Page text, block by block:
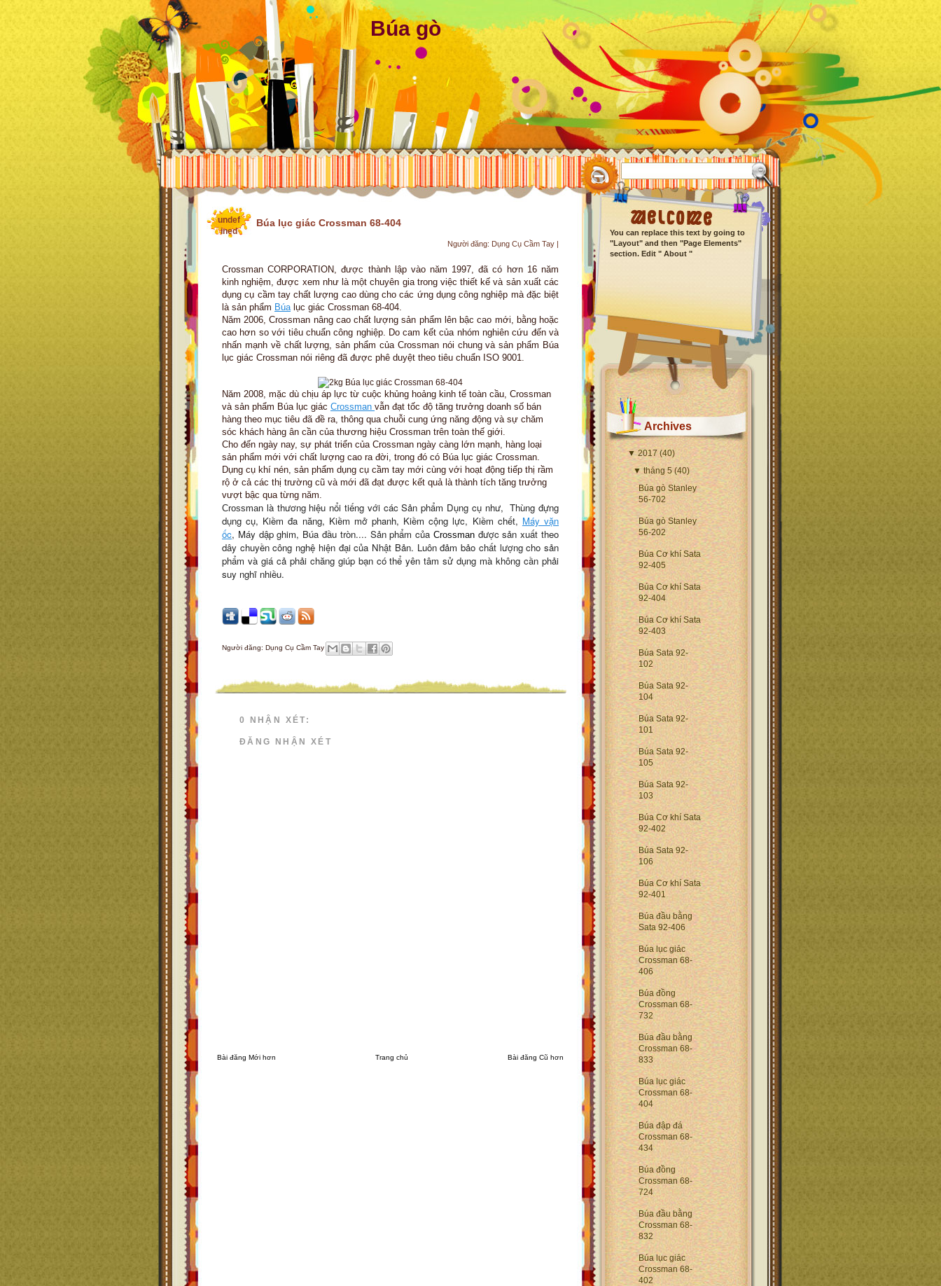
Búa gò
You can replace this text by going to
"Layout" and then "Page Elements"
section. Edit " About "
Archives
▼ 2017 (40)
▼tháng 5 (40)
Búa gò Stanley
56-702
Búa gò Stanley
56-202
Búa Cơ khí Sata
92-405
Búa Cơ khí Sata
92-404
Búa Cơ khí Sata
92-403
Búa Sata 92-
102
Búa Sata 92-
104
Búa Sata 92-
101
Búa Sata 92-
105
Búa Sata 92-
103
Búa Cơ khí Sata
92-402
Búa Sata 92-
106
Búa Cơ khí Sata
92-401
Búa đầu bằng
Sata 92-406
Búa lục giác
Crossman 68-
406
Búa đồng
Crossman 68-
732
Búa đầu bằng
Crossman 68-
833
Búa lục giác
Crossman 68-
404
Búa đập đá
Crossman 68-
434
Búa đồng
Crossman 68-
724
Búa đầu bằng
Crossman 68-
832
Búa lục giác
Crossman 68-
402
Búa lục giác Crossman 68-404
Người đăng: Dụng Cụ Cầm Tay |
undef
ined
Crossman CORPORATION, được thành lập vào năm 1997, đã có hơn 16 năm
kinh nghiệm, được xem như là một chuyên gia trong việc thiết kế và sản xuất các
dụng cụ cầm tay chất lượng cao dùng cho các ứng dụng công nghiệp mà đặc biệt
là sản phẩm Búalục giác Crossman 68-404.
Năm 2006, Crossman nâng cao chất lượng sản phẩm lên bậc cao mới, bằng hoặc
cao hơn so với tiêu chuẩn công nghiệp. Do cam kết của nhóm nghiên cứu đến và
nhấn mạnh về chất lượng, sản phẩm của Crossman nói chung và sản phẩm Búa
lục giác Crossman nói riêng đã được phê duyệt theo tiêu chuẩn ISO 9001.
Năm 2008, mặc dù chịu áp lực từ cuộc khủng hoảng kinh tế toàn cầu, Crossman
và sản phẩm Búa lục giác Crossman vẫn đạt tốc độ tăng trưởng doanh số bán
hàng theo mục tiêu đã đề ra, thông qua chuỗi cung ứng năng động và sự chăm
sóc khách hàng ân cần của thương hiệu Crossman trên toàn thế giới.
Cho đến ngày nay, sự phát triển của Crossman ngày càng lớn mạnh, hàng loại
sản phẩm mới với chất lượng cao ra đời, trong đó có Búa lục giác Crossman.
Dụng cụ khí nén, sản phẩm dụng cụ cầm tay mới cùng với hoạt động tiếp thị rầm
rộ ở cả các thị trường cũ và mới đã đạt được kết quả là thành tích tăng trưởng
vượt bậc qua từng năm.
Crossman là thương hiệu nổi tiếng với các Sản phẩm Dụng cụ như, Thùng đựng
dụng cụ, Kiềm đa năng, Kiềm mở phanh, Kiềm cộng lực, Kiềm chết, Máy vặn
ốc, Máy dập ghim, Búa đầu tròn.... Sản phẩm của Crossman được sản xuất theo
dây chuyền công nghệ hiện đại của Nhật Bản. Luôn đảm bảo chất lượng cho sản
phẩm và giá cả phải chăng giúp bạn có thể yên tâm sử dụng mà không cần phải
suy nghĩ nhiều.
Người đăng: Dụng Cụ Cầm Tay
0 NHẬN XÉT:
ĐĂNG NHẬN XÉT
Bài đăng Mới hơn Bài đăng Cũ hơn
Trang chủ